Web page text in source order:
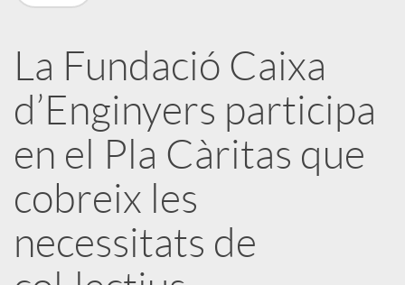
a
r
x
e
La Fundació Caixa
d’Enginyers participa
en el Pla Càritas que
cobreix les
necessitats de